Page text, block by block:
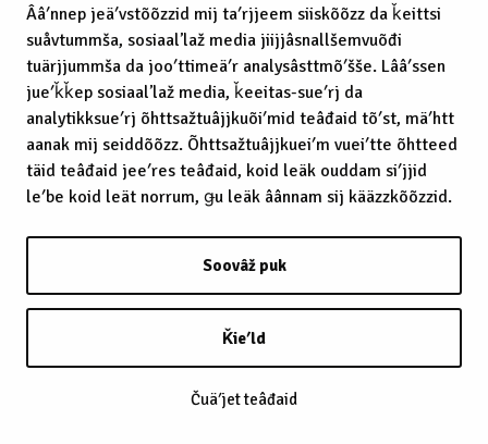
Ââʹnnep jeäʹvstõõzzid mij taʹrjjeem siiskõõzz da ǩeittsi
suåvtummša, sosiaalʼlaž media jiijjâsnallšemvuõđi
tuärjjummša da jooʹttimeäʹr analysâsttmõʹšše. Lââʹssen
jueʹǩǩep sosiaalʼlaž media, ǩeeitas-sueʹrj da
analytikksueʹrj õhttsažtuâjjkuõiʹmid teâđaid tõʹst, mäʹhtt
aanak mij seiddõõzz. Õhttsažtuâjjkueiʹm vueiʹtte õhtteed
täid teâđaid jeeʹres teâđaid, koid leäk ouddam siʹjjid
leʹbe koid leät norrum, ǥu leäk âânnam sij kääzzkõõzzid.
Soovâž puk
Ǩieʹld
Čuäʹjet teâđaid